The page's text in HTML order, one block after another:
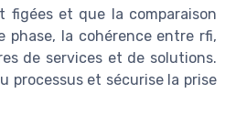
et que la comparaison
phase, la cohérence entre rfi,
de services et de solutions.
processus et sécurise la prise